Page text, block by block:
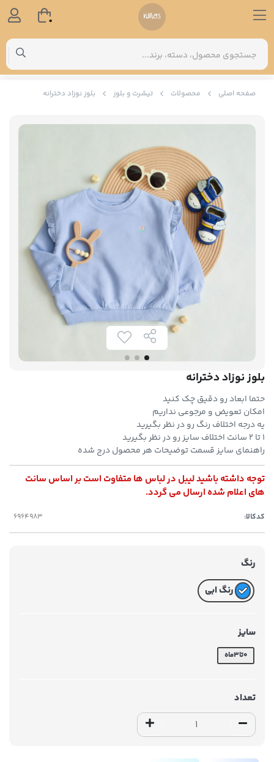
صفحه اصلی محصولات تیشرت و بلوز بلوز نوزاد دخترانه
بلوز نوزاد دخترانه
حتما ابعاد رو دقیق چک کنید
امکان تعویض و مرجوعی نداریم
یه درجه اختلاف رنگ رو در نظر بگیرید
۱ تا ۲ سانت اختلاف سایز رو در نظر بگیرید
راهنمای سایز قسمت توضیحات هر محصول درج شده
توجه داشته باشید لیبل در لباس ها متفاوت است بر اساس سانت
های اعلام شده ارسال می گردد.
کدکالا:
رنگ
رنگ ابی
سایز
۰تا۳ماه
تعداد
0